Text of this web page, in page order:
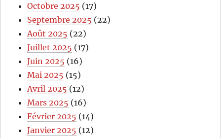
Octobre 2025 (17)
Septembre 2025 (22)
Août 2025 (22)
Juillet 2025 (17)
Juin 2025 (16)
Mai 2025 (15)
Avril 2025 (12)
Mars 2025 (16)
Février 2025 (14)
Janvier 2025 (12)